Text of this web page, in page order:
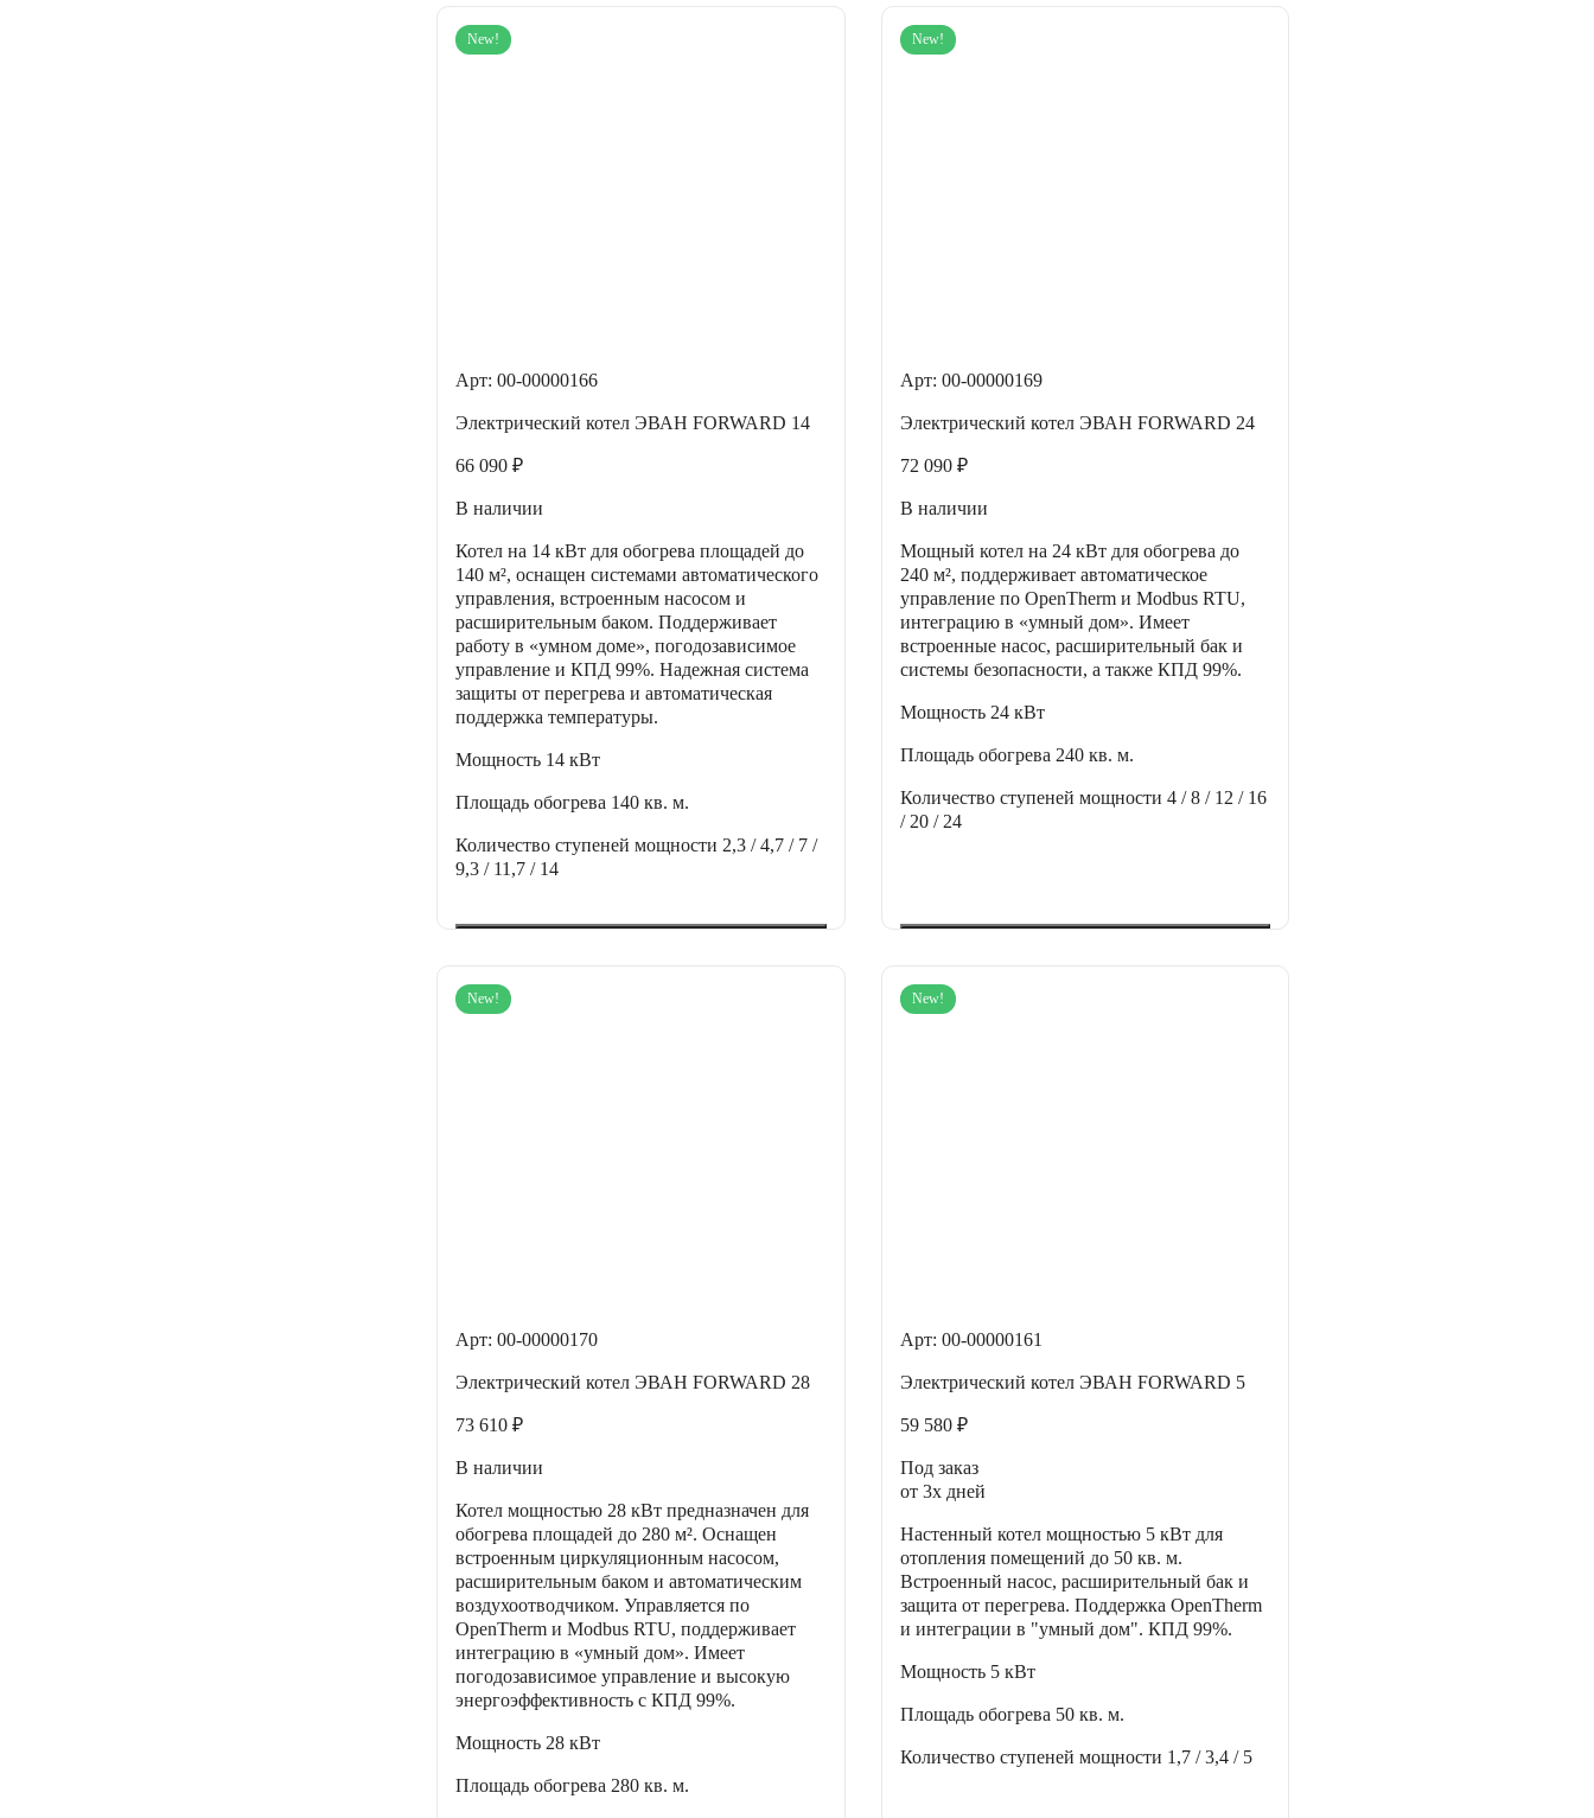
New!
Арт: 00-00000166
Электрический котел ЭВАН FORWARD 14
66 090 ₽
В наличии
Котел на 14 кВт для обогрева площадей до
140 м², оснащен системами автоматического
управления, встроенным насосом и
расширительным баком. Поддерживает
работу в «умном доме», погодозависимое
управление и КПД 99%. Надежная система
защиты от перегрева и автоматическая
поддержка температуры.
Мощность 14 кВт
Площадь обогрева 140 кв. м.
Количество ступеней мощности 2,3 / 4,7 / 7 /
9,3 / 11,7 / 14
New!
Арт: 00-00000169
Электрический котел ЭВАН FORWARD 24
72 090 ₽
В наличии
Мощный котел на 24 кВт для обогрева до
240 м², поддерживает автоматическое
управление по OpenTherm и Modbus RTU,
интеграцию в «умный дом». Имеет
встроенные насос, расширительный бак и
системы безопасности, а также КПД 99%.
Мощность 24 кВт
Площадь обогрева 240 кв. м.
Количество ступеней мощности 4 / 8 / 12 / 16
/ 20 / 24
New!
Арт: 00-00000170
Электрический котел ЭВАН FORWARD 28
73 610 ₽
В наличии
Котел мощностью 28 кВт предназначен для
обогрева площадей до 280 м². Оснащен
встроенным циркуляционным насосом,
расширительным баком и автоматическим
воздухоотводчиком. Управляется по
OpenTherm и Modbus RTU, поддерживает
интеграцию в «умный дом». Имеет
погодозависимое управление и высокую
энергоэффективность с КПД 99%.
Мощность 28 кВт
Площадь обогрева 280 кв. м.
New!
Арт: 00-00000161
Электрический котел ЭВАН FORWARD 5
59 580 ₽
Под заказ
от 3х дней
Настенный котел мощностью 5 кВт для
отопления помещений до 50 кв. м.
Встроенный насос, расширительный бак и
защита от перегрева. Поддержка OpenTherm
и интеграции в "умный дом". КПД 99%.
Мощность 5 кВт
Площадь обогрева 50 кв. м.
Количество ступеней мощности 1,7 / 3,4 / 5